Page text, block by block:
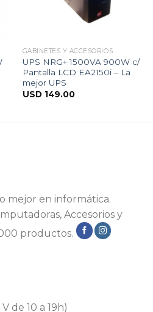
GABINETES Y ACCESORIOS
UPS NRG+ 1500VA 900W c/
Pantalla LCD EA2150i – La
mejor UPS
USD 149.00
mejor en informática.
Accesorios y
productos.
de 10 a 19h)